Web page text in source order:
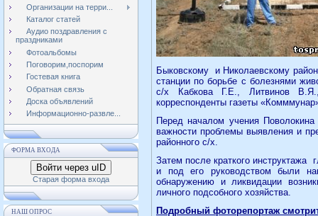
Организации на терри...
Каталог статей
Аудио поздравления с
праздниками
Фотоальбомы
Поговорим,поспорим
Гостевая книга
Обратная связь
Доска объявлений
Информационно-развле...
ФОРМА ВХОДА
Войти через uID
Старая форма входа
НАШ ОПРОС
Быковскому
и Николаевскому
станции по борьбе с болезнями
с/х Кабкова Г.Е., Литвинов
корреспонденты газеты
Перед началом учения
важности проблемы выявления и
районного с/х.
Затем после краткого инструктажа
и под его руководством были
обнаружению и ликвидации
личного подсобного хозяйства.
Подробный фоторепортаж